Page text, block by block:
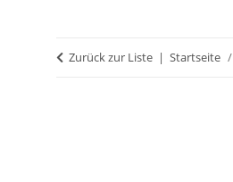
Zurück zur Liste Startseite